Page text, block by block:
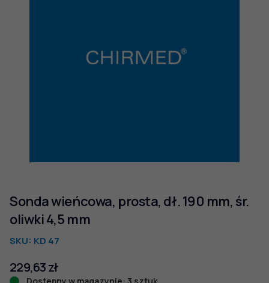
Sonda wieńcowa, prosta, dł. 190 mm, śr.
oliwki 4,5 mm
SKU: KD 47
229,63zł